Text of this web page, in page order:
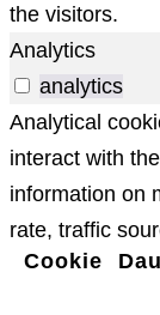
the visitors.
Analytics
analytics
Analytical
interact with
information on
rate, traffic
Cookie